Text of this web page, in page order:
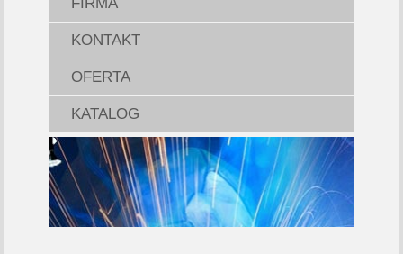
FIRMA
KONTAKT
OFERTA
KATALOG